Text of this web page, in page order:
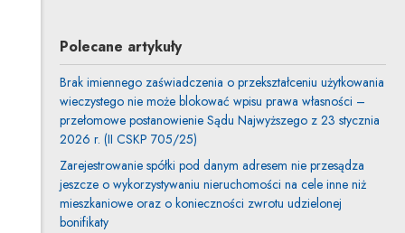
Polecane artykuły
Brak imiennego zaświadczenia o przekształceniu użytkowania
wieczystego nie może blokować wpisu prawa własności –
przełomowe postanowienie Sądu Najwyższego z 23 stycznia
2026 r. (II CSKP 705/25)
Zarejestrowanie spółki pod danym adresem nie przesądza
jeszcze o wykorzystywaniu nieruchomości na cele inne niż
mieszkaniowe oraz o konieczności zwrotu udzielonej
bonifikaty